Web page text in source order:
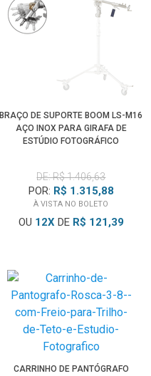
BRAÇO DE SUPORTE BOOM LS-M16
AÇO INOX PARA GIRAFA DE
ESTÚDIO FOTOGRÁFICO
DE: R$ 1.406,63
POR: R$ 1.315,88
À VISTA NO BOLETO
OU 12XDE R$ 121,39
CARRINHO DE PANTÓGRAFO